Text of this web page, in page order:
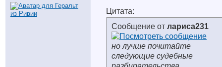
Цитата:
Сообщение от лариса231
но лучше почитайте
следующие судебные